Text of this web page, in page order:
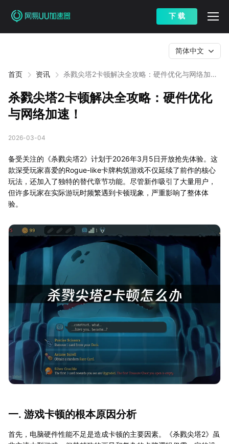
下 载
首页 资讯
杀戮尖塔2卡顿解决全攻略：硬件优化与网络加
简体中文
杀戮尖塔2卡顿解决全攻略：硬件优化
与网络加速！
2026-03-04
备受关注的《杀戮尖塔2》计划于2026年3月5日开放抢先体验。这
款深受玩家喜爱的Rogue-like卡牌构筑游戏不仅延续了前作的核心
玩法，还加入了独特的替代章节功能。尽管新作吸引了大量用户，
但许多玩家在实际游玩时频繁遇到卡顿现象，严重影响了整体体
验。
一. 游戏卡顿的根本原因分析
首先，电脑硬件性能不足是造成卡顿的主要因素。《杀戮尖塔2》虽